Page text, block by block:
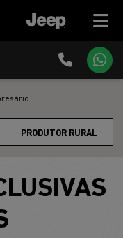
PRODUTOR RURAL